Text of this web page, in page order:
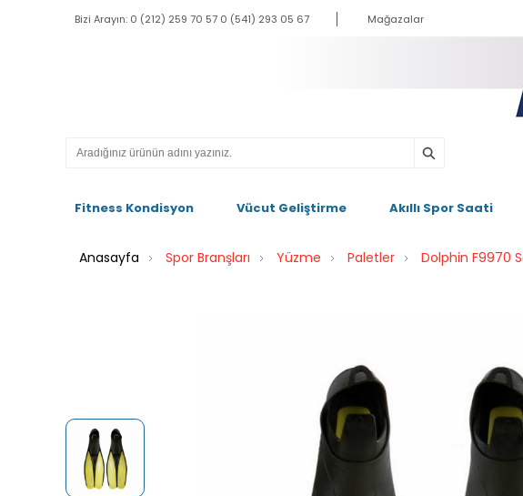
Bizi Arayın: 0 (212) 259 70 57 0 (541) 293 05 67 Mağazalar
Fitness Kondisyon Vücut Geliştirme Akıllı Spor Saati
Anasayfa Spor Branşları Yüzme Paletler Dolphin F9970